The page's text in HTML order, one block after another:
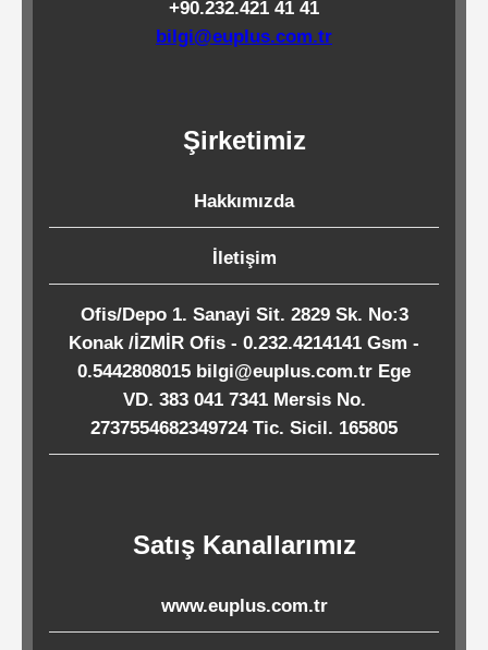
Endüstriyel
Temizlik
Köpük
Kaseler
Tabaklar
Ürünleri
+90.232.421 41 41
bilgi@euplus.com.tr
Şirketimiz
Hakkımızda
İletişim
Ofis/Depo 1. Sanayi Sit. 2829 Sk. No:3
Konak /İZMİR Ofis - 0.232.4214141 Gsm -
0.5442808015 bilgi@euplus.com.tr Ege
VD. 383 041 7341 Mersis No.
2737554682349724 Tic. Sicil. 165805
Satış Kanallarımız
www.euplus.com.tr